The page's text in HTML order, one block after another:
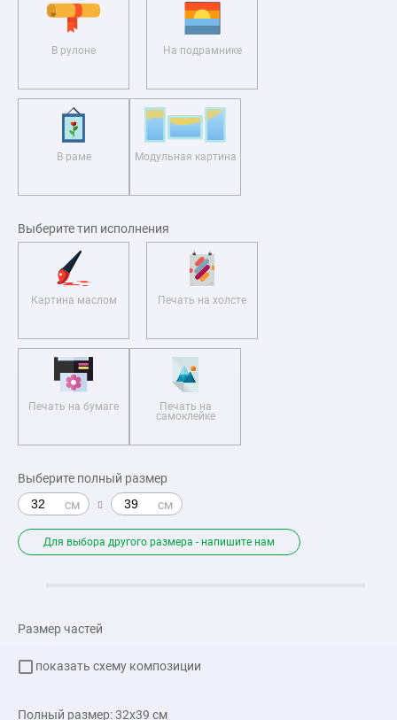
В рулоне На подрамнике
В раме Модульная картина
Выберите тип исполнения
Картина маслом Печать на холсте
Печать на бумаге Печать на
самоклейке
Выберите полный размер
Для выбора другого размера - напишите нам
Размер частей
показать схему композиции
Полный размер:32x39 см